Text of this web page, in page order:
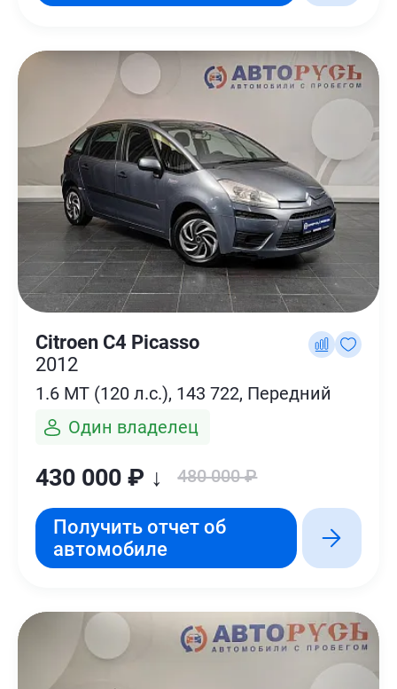
Citroen C4 Picasso
2012
1.6 MT (120 л.с.), 143 722, Передний
Один владелец
430 000 ₽ ↓ 480 000 ₽
Получить отчет об
автомобиле